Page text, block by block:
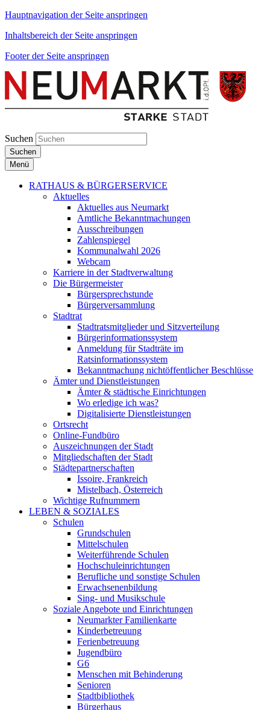
Hauptnavigation der Seite anspringen
Inhaltsbereich der Seite anspringen
Footer der Seite anspringen
Suchen
Suchen
Menü
RATHAUS & BÜRGERSERVICE
Aktuelles
Aktuelles aus Neumarkt
Amtliche Bekanntmachungen
Ausschreibungen
Zahlenspiegel
Kommunalwahl 2026
Webcam
Karriere in der Stadtverwaltung
Die Bürgermeister
Bürgersprechstunde
Bürgerversammlung
Stadtrat
Stadtratsmitglieder und Sitzverteilung
Bürgerinformationssystem
Anmeldung für Stadträte im
Ratsinformationssystem
Bekanntmachung nichtöffentlicher Beschlüsse
Ämter und Dienstleistungen
Ämter & städtische Einrichtungen
Wo erledige ich was?
Digitalisierte Dienstleistungen
Ortsrecht
Online-Fundbüro
Auszeichnungen der Stadt
Mitgliedschaften der Stadt
Städtepartnerschaften
Issoire, Frankreich
Mistelbach, Österreich
Wichtige Rufnummern
LEBEN & SOZIALES
Schulen
Grundschulen
Mittelschulen
Weiterführende Schulen
Hochschuleinrichtungen
Berufliche und sonstige Schulen
Erwachsenenbildung
Sing- und Musikschule
Soziale Angebote und Einrichtungen
Neumarkter Familienkarte
Kinderbetreuung
Ferienbetreuung
Jugendbüro
G6
Menschen mit Behinderung
Senioren
Stadtbibliothek
Bürgerhaus